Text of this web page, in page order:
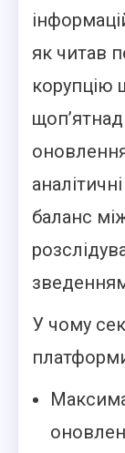
як читав
корупцію
баланс
У чому